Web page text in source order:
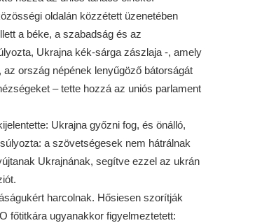
oldalán közzétett üzenetében
a béke, a szabadság és az
Ukrajna kék-sárga zászlaja -, amely
ország népének lenyűgöző bátorságát
– tette hozzá az uniós parlament
Ukrajna győzni fog, és önálló,
a szövetségesek nem hátrálnak
Ukrajnának, segítve ezzel az ukrán
harcolnak. Hősiesen szorítják
főtitkára ugyanakkor figyelmeztetett: